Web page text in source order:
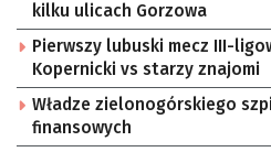
kilku ulicach Gorzowa
Pierwszy lubuski mecz III-
Kopernicki vs starzy znajomi
Władze zielonogórskiego
finansowych